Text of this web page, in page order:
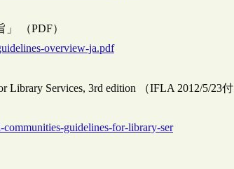
（PDF）
overview-ja.pdf
Library Services, 3rd edition （IFLA 2012/5/23付
guidelines-for-library-ser